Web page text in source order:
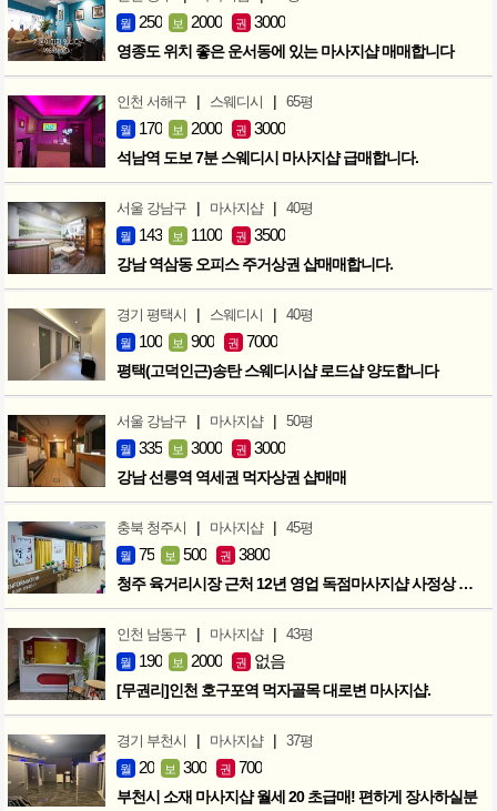
월 250 보 2000 권 3000
영종도 위치 좋은 운서동에 있는 마사지샵 매매합니다
인천 서해구 | 스웨디시 | 65평
월 170 보 2000 권 3000
석남역 도보 7분 스웨디시 마사지샵 급매합니다.
서울 강남구 | 마사지샵 | 40평
월 143 보 1100 권 3500
강남 역삼동 오피스 주거상권 샵매매합니다.
경기 평택시 | 스웨디시 | 40평
월 100 보 900 권 7000
평택(고덕인근)송탄 스웨디시샵 로드샵 양도합니다
서울 강남구 | 마사지샵 | 50평
월 335 보 3000 권 3000
강남 선릉역 역세권 먹자상권 샵매매
충북 청주시 | 마사지샵 | 45평
월 75 보 500 권 3800
청주 육거리시장 근처 12년 영업 독점마사지샵 사정상 급매합니다.
인천 남동구 | 마사지샵 | 43평
월 190 보 2000 권 없음
[무권리]인천 호구포역 먹자골목 대로변 마사지샵.
경기 부천시 | 마사지샵 | 37평
월 20 보 300 권 700
부천시 소재 마사지샵 월세 20 초급매! 편하게 장사하실분